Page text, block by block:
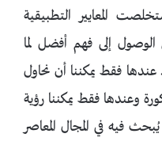
المعايير التطبيقية
الوصول إلى فهم أفضل لما
فقط يمكننا أن نحاول
وعندها فقط يمكننا رؤية
يُبحث فيه في المجال المعاصر